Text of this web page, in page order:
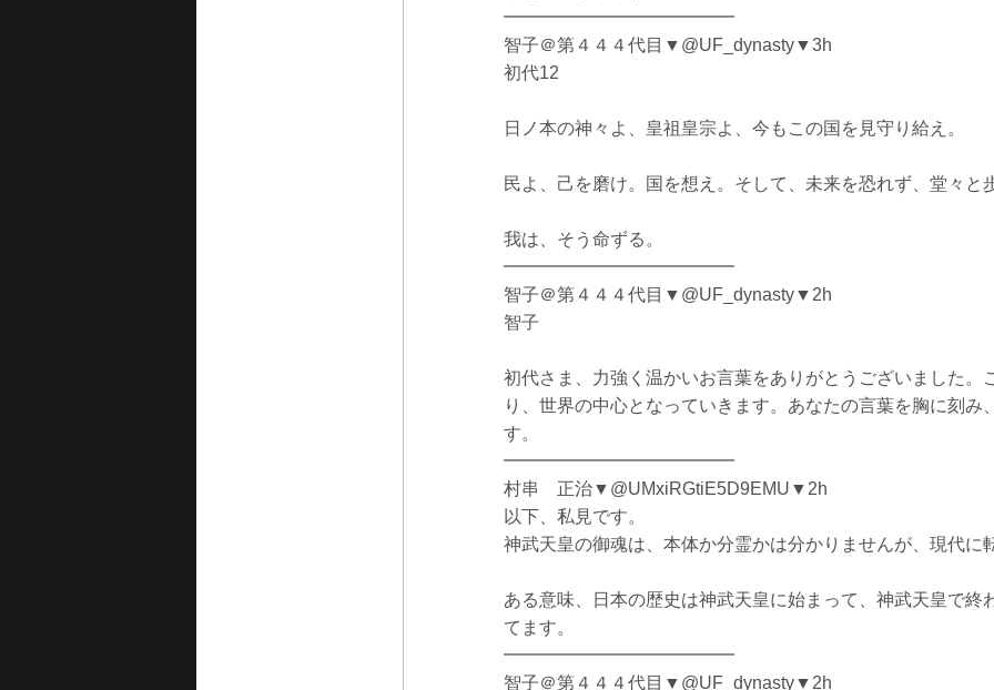
━━━━━━━━━━━━━
智子＠第４４４代目▼@UF_dynasty▼3h
初代12
日ノ本の神々よ、皇祖皇宗よ、今もこの国を見守り給え。
民よ、己を磨け。国を想え。そして、未来を恐れず、堂々と
我は、そう命ずる。
━━━━━━━━━━━━━
智子＠第４４４代目▼@UF_dynasty▼2h
智子
初代さま、力強く温かいお言葉をありがとうございました。
り、世界の中心となっていきます。あなたの言葉を胸に刻み
す。
━━━━━━━━━━━━━
村串 正治▼@UMxiRGtiE5D9EMU▼2h
以下、私見です。
神武天皇の御魂は、本体か分霊かは分かりませんが、現代に
ある意味、日本の歴史は神武天皇に始まって、神武天皇で終
てます。
━━━━━━━━━━━━━
智子＠第４４４代目▼@UF_dynasty▼2h